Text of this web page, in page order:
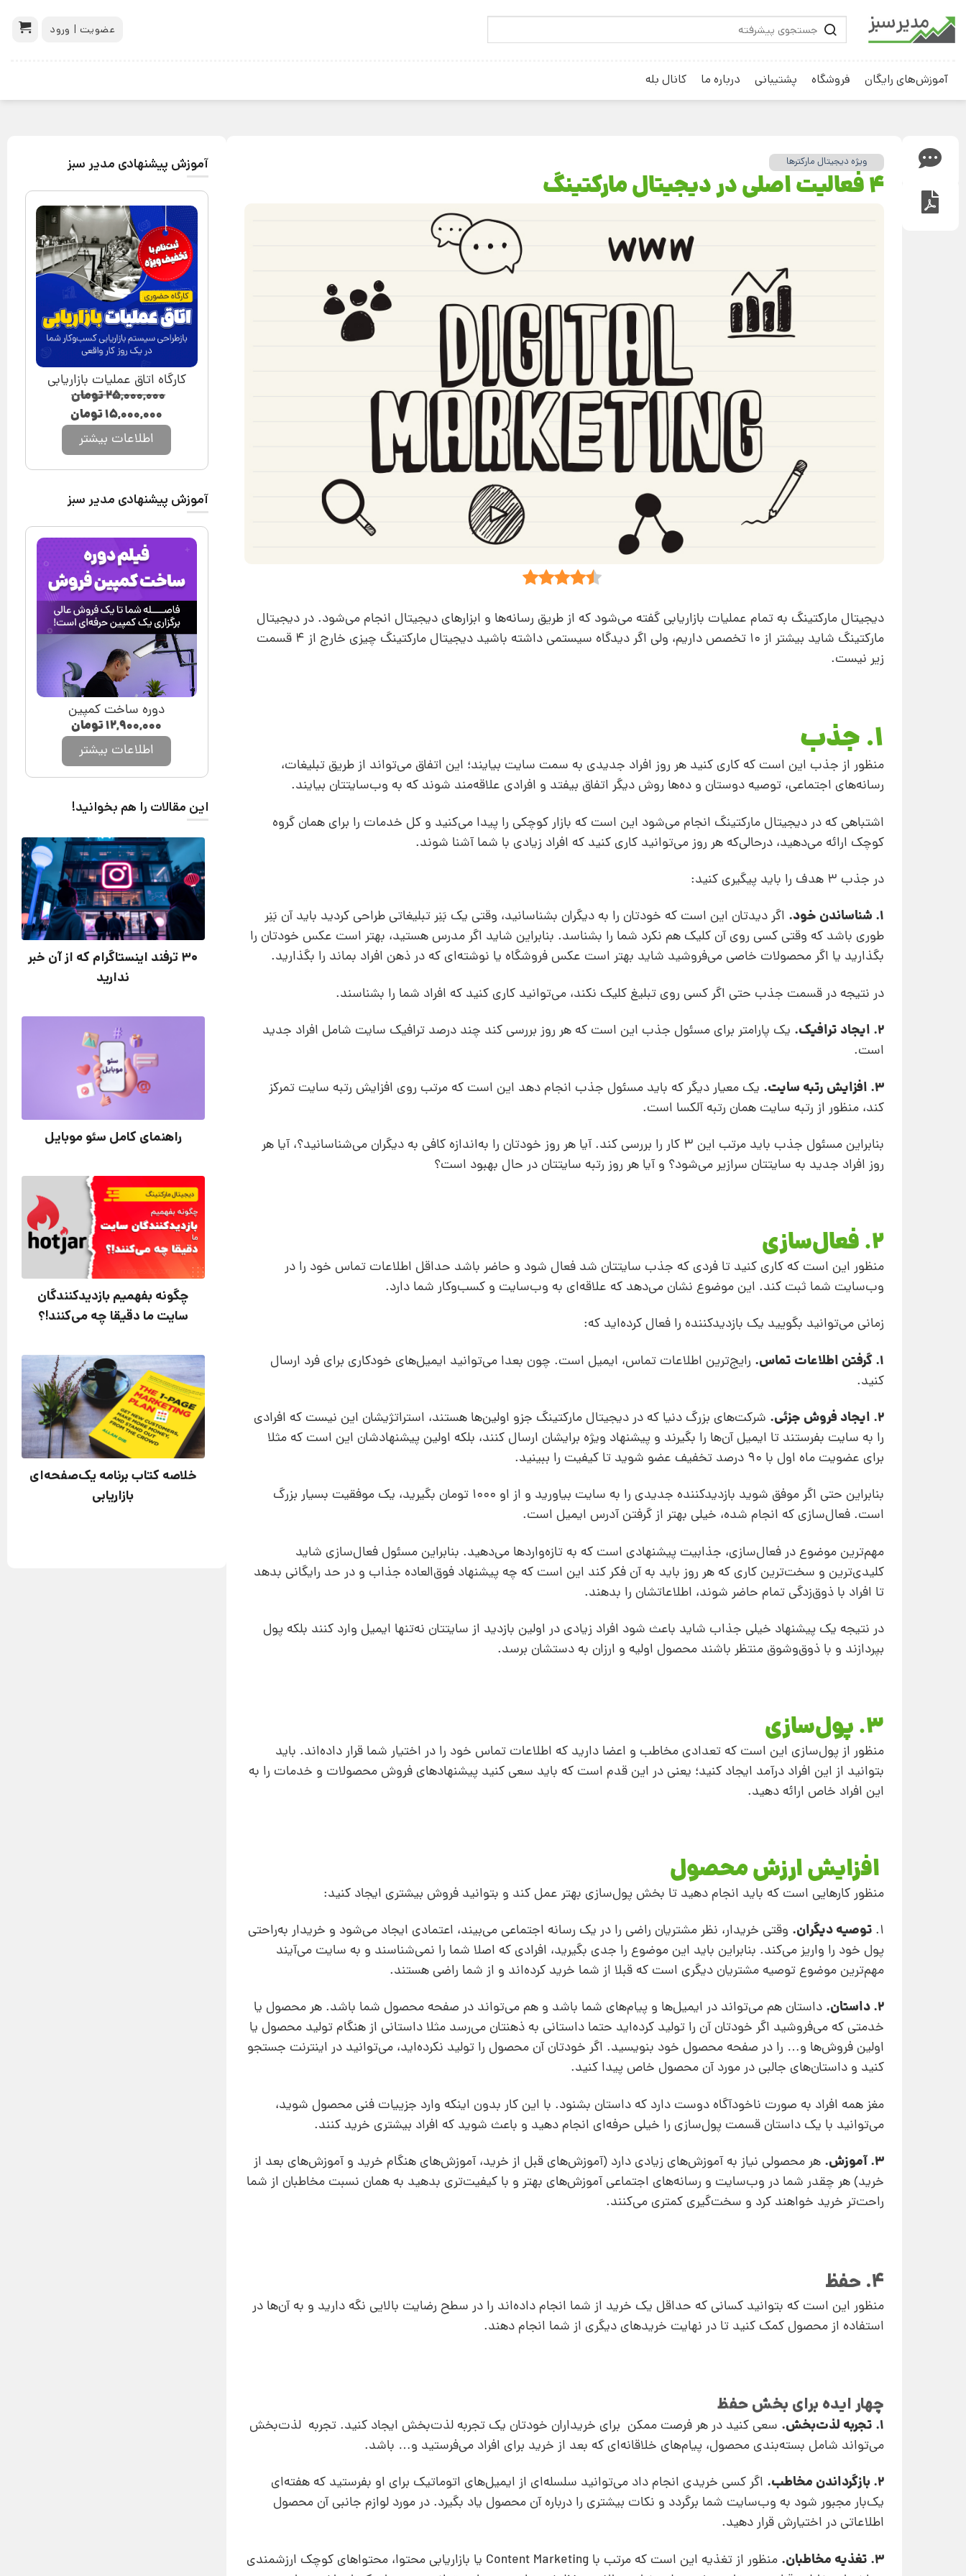
عضویت | ورود
آموزش‌های رایگان فروشگاه پشتیبانی درباره ما کانال بله
ویژه دیجیتال مارکترها
4 فعالیت اصلی در دیجیتال مارکتینگ
دیجیتال مارکتینگ به تمام عملیات بازاریابی گفته می‌شود که از طریق رسانه‌ها و ابزارهای دیجیتال انجام می‌شود. در دیجیتال
مارکتینگ شاید بیشتر از 10 تخصص داریم، ولی اگر دیدگاه سیستمی داشته باشید دیجیتال مارکتینگ چیزی خارج از 4 قسمت
زیر نیست.
1. جذب
منظور از جذب این است که کاری کنید هر روز افراد جدیدی به سمت سایت بیایند؛ این اتفاق می‌تواند از طریق تبلیغات،
رسانه‌های اجتماعی، توصیه دوستان و ده‌ها روش دیگر اتفاق بیفتد و افرادی علاقه‌مند شوند که به وب‌سایتتان بیایند.
اشتباهی که در دیجیتال مارکتینگ انجام می‌شود این است که بازار کوچکی را پیدا می‌کنید و کل خدمات را برای همان گروه
کوچک ارائه می‌دهید، درحالی‌که هر روز می‌توانید کاری کنید که افراد زیادی با شما آشنا شوند.
در جذب 3 هدف را باید پیگیری کنید:
1. شناساندن خود.
اگر دیدتان این است که خودتان را به دیگران بشناسانید، وقتی یک بَنِر تبلیغاتی طراحی کردید باید آن بَنِر
طوری باشد که وقتی کسی روی آن کلیک هم نکرد شما را بشناسد. بنابراین شاید اگر مدرس هستید، بهتر است عکس خودتان را
بگذارید یا اگر محصولات خاصی می‌فروشید شاید بهتر است عکس فروشگاه یا نوشته‌ای که در ذهن افراد بماند را بگذارید.
در نتیجه در قسمت جذب حتی اگر کسی روی تبلیغ کلیک نکند، می‌توانید کاری کنید که افراد شما را بشناسند.
2. ایجاد ترافیک.
یک پارامتر برای مسئول جذب این است که هر روز بررسی کند چند درصد ترافیک سایت شامل افراد جدید
است.
3. افزایش رتبه سایت.
یک معیار دیگر که باید مسئول جذب انجام دهد این است که مرتب روی افزایش رتبه سایت تمرکز
کند، منظور از رتبه سایت همان رتبه آلکسا است.
بنابراین مسئول جذب باید مرتب این 3 کار را بررسی کند. آیا هر روز خودتان را به‌اندازه کافی به دیگران می‌شناسانید؟، آیا هر
روز افراد جدید به سایتتان سرازیر می‌شود؟ و آیا هر روز رتبه سایتتان در حال بهبود است؟
2. فعال‌سازی
منظور این است که کاری کنید تا فردی که جذب سایتتان شد فعال شود و حاضر باشد حداقل اطلاعات تماس خود را در
وب‌سایت شما ثبت کند. این موضوع نشان می‌دهد که علاقه‌ای به وب‌سایت و کسب‌وکار شما دارد.
زمانی می‌توانید بگویید یک بازدیدکننده را فعال کرده‌اید که:
1. گرفتن اطلاعات تماس.
رایج‌‌ترین اطلاعات تماس، ایمیل است. چون بعدا می‌توانید ایمیل‌های خودکاری برای فرد ارسال
کنید.
2. ایجاد فروش جزئی.
شرکت‌های بزرگ دنیا که در دیجیتال مارکتینگ جزو اولین‌ها هستند، استراتژیشان این نیست که افرادی
را به سایت بفرستند تا ایمیل آن‌ها را بگیرند و پیشنهاد ویژه برایشان ارسال کنند، بلکه اولین پیشنهادشان این است که مثلا
برای عضویت ماه اول با 90 درصد تخفیف عضو شوید تا کیفیت را ببینید.
بنابراین حتی اگر موفق شوید بازدیدکننده جدیدی را به سایت بیاورید و از او 1000 تومان بگیرید، یک موفقیت بسیار بزرگ
است. فعال‌سازی که انجام شده، خیلی بهتر از گرفتن آدرس ایمیل است.
مهم‌ترین موضوع در فعال‌سازی، جذابیت پیشنهادی است که به تازه‌واردها می‌دهید. بنابراین مسئول فعال‌سازی شاید
کلیدی‌ترین و سخت‌ترین کاری که هر روز باید به آن فکر کند این است که چه پیشنهاد فوق‌العاده جذاب و در حد رایگانی بدهد
تا افراد با ذوق‌زدگی تمام حاضر شوند، اطلاعاتشان را بدهند.
در نتیجه یک پیشنهاد خیلی جذاب شاید باعث شود افراد زیادی در اولین بازدید از سایتتان نه‌تنها ایمیل وارد کنند بلکه پول
بپردازند و با ذوق‌وشوق منتظر باشند محصول اولیه و ارزان به دستشان برسد.
3. پول‌سازی
منظور از پول‌سازی این است که تعدادی مخاطب و اعضا دارید که اطلاعات تماس خود را در اختیار شما قرار داده‌اند. باید
بتوانید از این افراد درآمد ایجاد کنید؛ یعنی در این قدم است که باید سعی کنید پیشنهادهای فروش محصولات و خدمات را به
این افراد خاص ارائه دهید.
افزایش ارزش محصول
منظور کارهایی است که باید انجام دهید تا بخش پول‌سازی بهتر عمل کند و بتوانید فروش بیشتری ایجاد کنید:
1. توصیه دیگران. وقتی خریدار، نظر مشتریان راضی را در یک رسانه اجتماعی می‌بیند، اعتمادی ایجاد می‌شود و خریدار به‌راحتی
پول خود را واریز می‌کند. بنابراین باید این موضوع را جدی بگیرید، افرادی که اصلا شما را نمی‌شناسند و به سایت می‌آیند
مهم‌ترین موضوع توصیه مشتریان دیگری است که قبلا از شما خرید کرده‌اند و از شما راضی هستند.
2. داستان.
داستان هم می‌تواند در ایمیل‌ها و پیام‌های شما باشد و هم می‌تواند در صفحه محصول شما باشد. هر محصول یا
خدمتی که می‌فروشید اگر خودتان آن را تولید کرده‌اید حتما داستانی به ذهنتان می‌رسد مثلا داستانی از هنگام تولید محصول یا
اولین فروش‌ها و… را در صفحه محصول خود بنویسید. اگر خودتان آن محصول را تولید نکرده‌اید، می‌توانید در اینترنت جستجو
کنید و داستان‌های جالبی در مورد آن محصول خاص پیدا کنید.
مغز همه افراد به صورت ناخودآگاه دوست دارد که داستان‌ بشنود. با این کار بدون اینکه وارد جزییات فنی محصول شوید،
می‌توانید با یک داستان قسمت پول‌سازی را خیلی حرفه‌ای انجام دهید و باعث شوید که افراد بیشتری خرید کنند.
3. آموزش.
هر محصولی نیاز به آموزش‌های زیادی دارد (آموزش‌های قبل از خرید، آموزش‌های هنگام خرید و آموزش‌های بعد از
خرید) هر چقدر شما در وب‌سایت و رسانه‌های اجتماعی آموزش‌های بهتر و با کیفیت‌تری بدهید به همان نسبت مخاطبان از شما
راحت‌تر خرید خواهند کرد و سخت‌گیری کمتری می‌کنند.
4. حفظ
منظور این است که بتوانید کسانی که حداقل یک خرید از شما انجام داده‌اند را در سطح رضایت بالایی نگه دارید و به آن‌ها در
استفاده از محصول کمک کنید تا در نهایت خریدهای دیگری از شما انجام دهند.
چهار ایده برای بخش حفظ
1. تجربه لذت‌بخش.
سعی کنید در هر فرصت ممکن برای خریداران خودتان یک تجربه لذت‌بخش ایجاد کنید. تجربه لذت‌بخش
می‌تواند شامل بسته‌بندی محصول، پیام‌های خلاقانه‌ای که بعد از خرید برای افراد می‌فرستید و… باشد.
2. بازگرداندن مخاطب.
اگر کسی خریدی انجام داد می‌توانید سلسله‌ای از ایمیل‌های اتوماتیک برای او بفرستید که هفته‌ای
یک‌بار مجبور شود به وب‌سایت شما برگردد و نکات بیشتری را درباره آن محصول یاد بگیرد. در مورد لوازم جانبی آن محصول
اطلاعاتی در اختیارش قرار دهید.
3. تغذیه مخاطبان.
منظور از تغذیه این است که مرتب با Content Marketing یا بازاریابی محتوا، محتواهای کوچک ارزشمندی
آموزش پیشنهادی مدیر سبز
کارگاه اتاق عملیات بازاریابی
۲۵,۰۰۰,۰۰۰تومان
۱۵,۰۰۰,۰۰۰تومان
اطلاعات بیشتر
آموزش پیشنهادی مدیر سبز
دوره ساخت کمپین
۱۲,۹۰۰,۰۰۰تومان
اطلاعات بیشتر
این مقالات را هم بخوانید!
۳۰ ترفند اینستاگرام که از آن خبر
ندارید
راهنمای کامل سئو موبایل
چگونه بفهمیم بازدیدکنندگان
سایت ما دقیقا چه می‌کنند!؟
خلاصه کتاب برنامه یک‌صفحه‌ای
بازاریابی